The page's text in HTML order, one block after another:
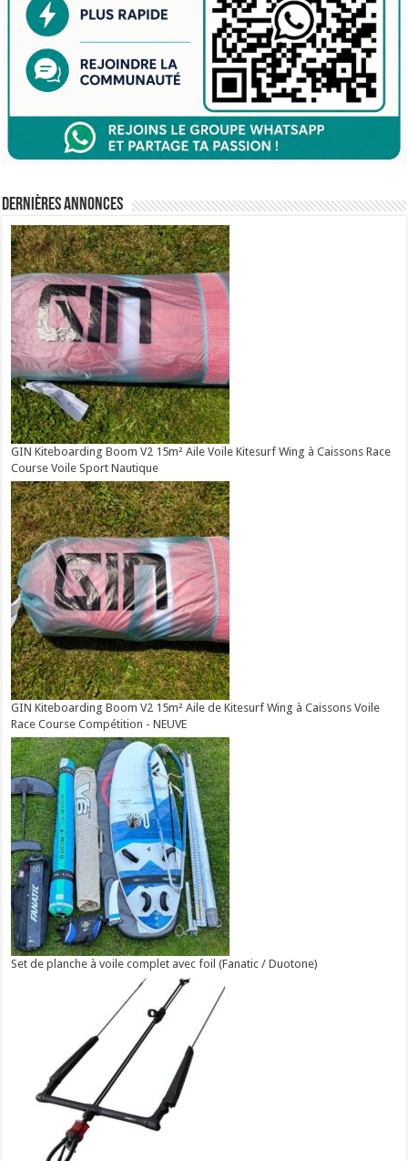
Dernières annonces
GIN Kiteboarding Boom V2 15m² Aile Voile Kitesurf Wing à Caissons Race
Course Voile Sport Nautique
GIN Kiteboarding Boom V2 15m² Aile de Kitesurf Wing à Caissons Voile
Race Course Compétition - NEUVE
Set de planche à voile complet avec foil (Fanatic / Duotone)